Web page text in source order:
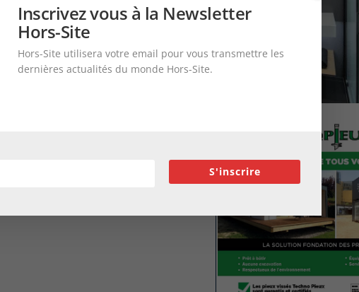
Inscrivez vous à la Newsletter
Hors-Site
Hors-Site utilisera votre email pour vous transmettre les
dernières actualités du monde Hors-Site.
S'inscrire